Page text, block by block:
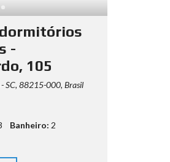
-
105
- SC, 88215-000, Brasil
Banheiro: 2